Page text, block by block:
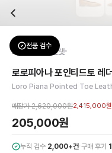
배송은 얼마나 걸리나요?
검수는 어떻게 진행되나요? 검수
전문 스태프가 실물 상품을 직접
교환이나 반품이 가능한가요?
수령 후 7일 이내 신청하시면 상품
네, 쿠폰과 적립금을 결제 시 함께
신발은 정사이즈인가요?
대부분 정사이즈로 제작되나 모델
로로피아나 포인티
브랜드:
성별:여성
색상:브라운
가격:205,000 원
로로피아나의 장인정신이 깃든 포
전품 검수
Loro Piana 플랫
로로피아나 포인티드토 레
Loro Piana Pointed Toe
매장가2,620,000원2,415,000원
205,000원
누적 검수 2,000+건·구매 후기